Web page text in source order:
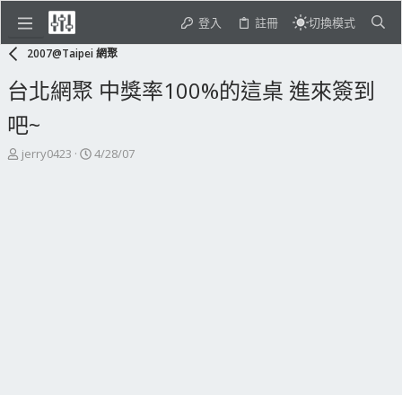
登入 註冊 切換模式
2007@Taipei 網聚
台北網聚 中獎率100%的這桌 進來簽到
吧~
主
jerry0423
開
4/28/07